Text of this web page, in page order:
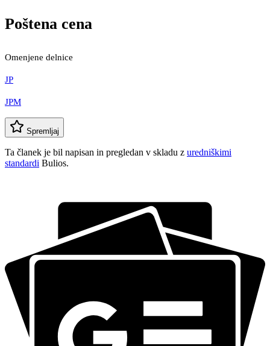
Poštena cena
Omenjene delnice
JP
JPM
Spremljaj
Ta članek je bil napisan in pregledan v skladu z uredniškimi
standardi Bulios.